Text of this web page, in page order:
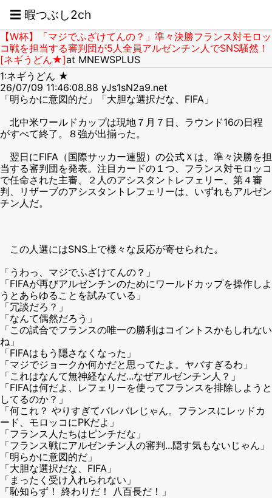
☰ 暇つぶし2ch
【W杯】「マジでふざけてんの？」準々決勝フランス対モロッ
コ戦を担当する審判団が5人全員アルゼンチン人でSNS騒然！
[ネギうどん★]at MNEWSPLUS
1:ネギうどん ★
26/07/09 11:46:08.88 yJs1sN2a9.net
「明らかに意図的だ」「大胆な選択だな、FIFA」
北中米ワールドカップは現地７月７日、ラウンド16の日程
がすべて終了。８強が出揃った。
翌日にFIFA（国際サッカー連盟）の公式Ｘは、準々決勝を担
当する審判団を発表。注目カードの１つ、フランス対モロッコ
で任命された主審、２人のアシスタントレフェリー、第４審
判、リザーブのアシスタントレフェリーは、いずれもアルゼン
チン人だ。
この人選にはSNS上で様々な反応が寄せられた。
「うわっ、マジでふざけてんの？」
「FIFAが再びアルゼンチンのためにワールドカップを操作しよ
うとあらゆることを試みている」
「冗談だろ？」
「なんて偶然だろう」
「この試合でフランスの唯一の勝利はコイントスかもしれない
ね」
「FIFAはもう隠さなくなった」
「マジでジョークか何かだと思ってたよ。ヤバすぎるわ」
「これはなんて無神経なんだ...なぜアルゼンチン人？」
「FIFAは何だよ、レフェリーを使ってフランスを排除しようと
してるのか？」
「何これ？ やりすぎてバレバレじゃん。フランスにレッドカ
ード、モロッコにPKだよ」
「フランス人たちはピンチだな」
「フランス戦にアルゼンチン人の審判...隠す気もないじゃん」
「明らかに意図的だ」
「大胆な選択だな、FIFA」
「まったく受け入れられない」
「恥知らず！ 終わりだ！ 八百長だ！」